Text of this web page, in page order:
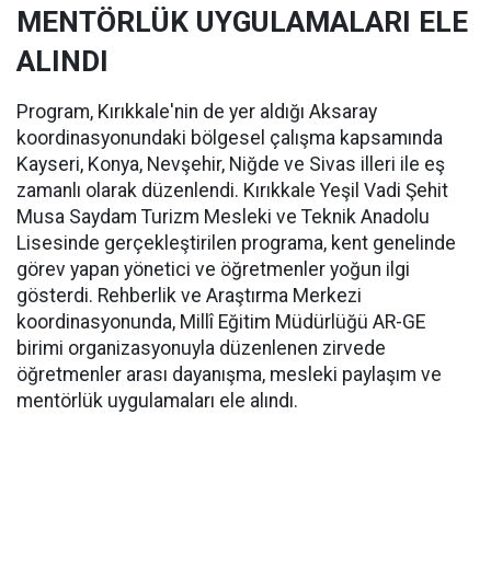
MENTÖRLÜK UYGULAMALARI ELE
ALINDI
Program, Kırıkkale'nin de yer aldığı Aksaray
koordinasyonundaki bölgesel çalışma kapsamında
Kayseri, Konya, Nevşehir, Niğde ve Sivas illeri ile eş
zamanlı olarak düzenlendi. Kırıkkale Yeşil Vadi Şehit
Musa Saydam Turizm Mesleki ve Teknik Anadolu
Lisesinde gerçekleştirilen programa, kent genelinde
görev yapan yönetici ve öğretmenler yoğun ilgi
gösterdi. Rehberlik ve Araştırma Merkezi
koordinasyonunda, Millî Eğitim Müdürlüğü AR-GE
birimi organizasyonuyla düzenlenen zirvede
öğretmenler arası dayanışma, mesleki paylaşım ve
mentörlük uygulamaları ele alındı.